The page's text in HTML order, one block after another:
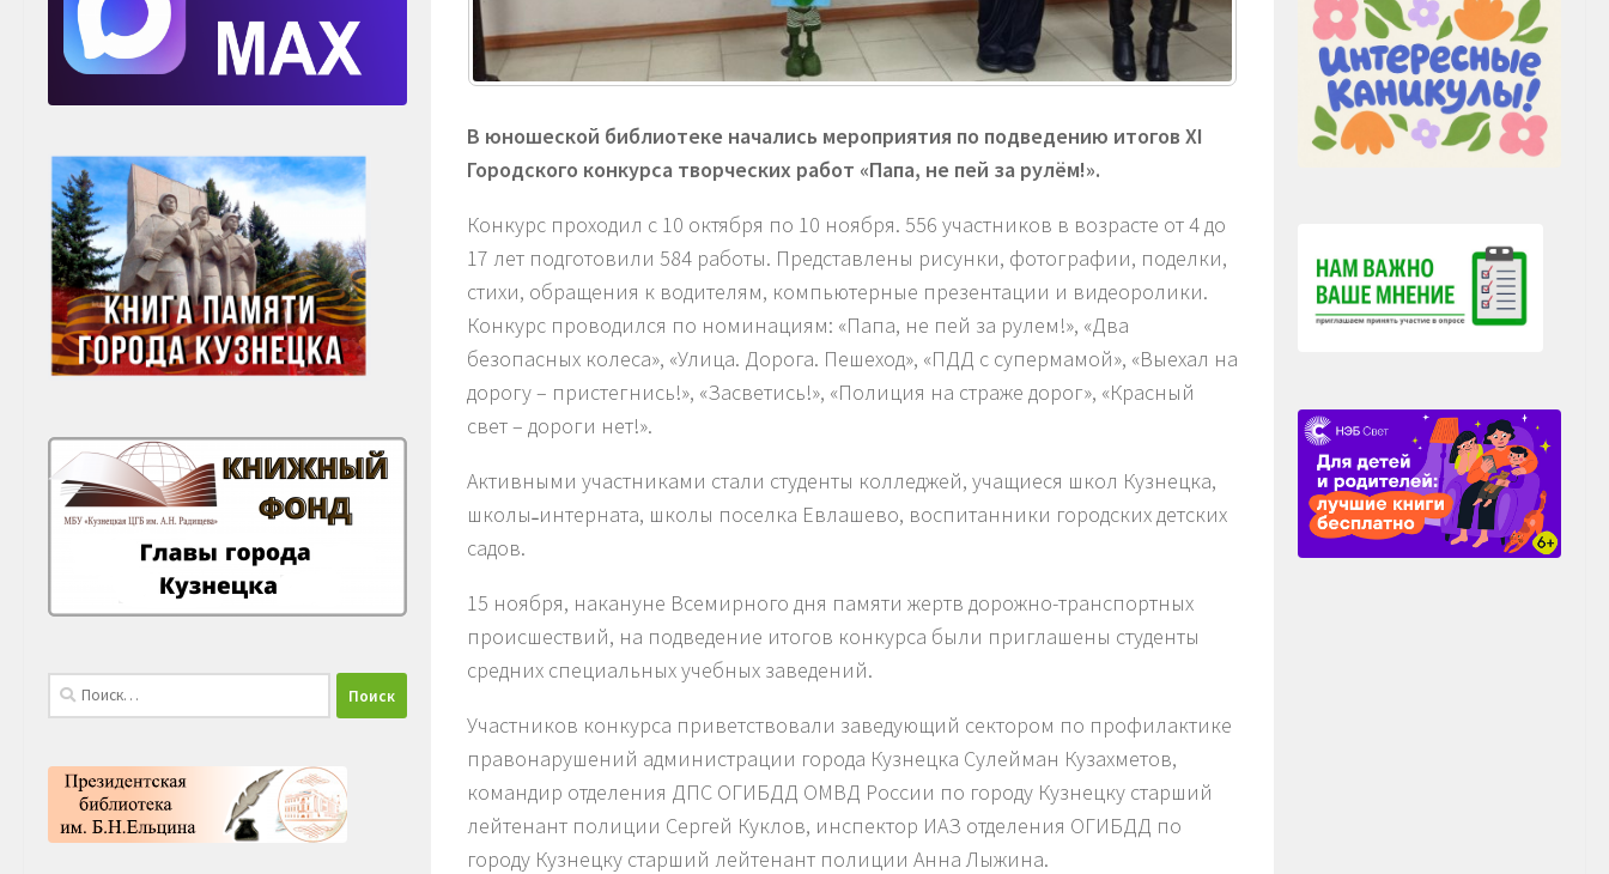
В юношеской библиотеке начались мероприятия по подведению итогов XI
Городского конкурса творческих работ «Папа, не пей за рулём!».
Конкурс проходил с 10 октября по 10 ноября. 556 участников в возрасте от 4 до
17 лет подготовили 584 работы. Представлены рисунки, фотографии, поделки,
стихи, обращения к водителям, компьютерные презентации и видеоролики.
Конкурс проводился по номинациям: «Папа, не пей за рулем!», «Два
безопасных колеса», «Улица. Дорога. Пешеход», «ПДД с супермамой», «Выехал на
дорогу – пристегнись!», «Засветись!», «Полиция на страже дорог», «Красный
свет – дороги нет!».
Активными участниками стали студенты колледжей, учащиеся школ Кузнецка,
школы˗интерната, школы поселка Евлашево, воспитанники городских детских
садов.
15 ноября, накануне Всемирного дня памяти жертв дорожно-транспортных
происшествий, на подведение итогов конкурса были приглашены студенты
средних специальных учебных заведений.
Участников конкурса приветствовали заведующий сектором по профилактике
правонарушений администрации города Кузнецка Сулейман Кузахметов,
командир отделения ДПС ОГИБДД ОМВД России по городу Кузнецку старший
лейтенант полиции Сергей Куклов, инспектор ИАЗ отделения ОГИБДД по
городу Кузнецку старший лейтенант полиции Анна Лыжина.
Найти: